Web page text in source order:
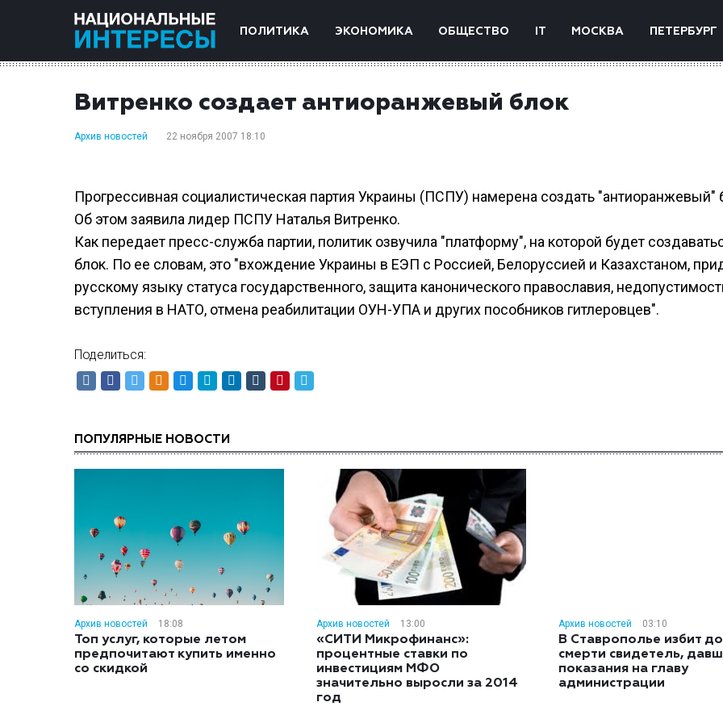
ПОЛИТИКА ЭКОНОМИКА ОБЩЕСТВО IT МОСКВА ПЕТЕРБУРГ
Витренко создает антиоранжевый блок
Архив новостей 22 ноября 2007 18:10
Прогрессивная социалистическая партия Украины (ПСПУ) намерена создать "антиоранжевый"
Об этом заявила лидер ПСПУ Наталья Витренко.
Как передает пресс-служба партии, политик озвучила "платформу", на которой будет
блок. По ее словам, это "вхождение Украины в ЕЭП с Россией, Белоруссией и Казахстаном,
русскому языку статуса государственного, защита канонического православия,
вступления в НАТО, отмена реабилитации ОУН-УПА и других пособников гитлеровцев".
Поделиться:
ПОПУЛЯРНЫЕ НОВОСТИ
Архив новостей 18:08
Топ услуг, которые летом
предпочитают купить именно
со скидкой
Архив новостей 13:00
«СИТИ Микрофинанс»:
процентные ставки по
инвестициям МФО
значительно выросли за 2014
год
Архив новостей 03:10
В Ставрополье избит до
смерти свидетель,
показания на главу
администрации